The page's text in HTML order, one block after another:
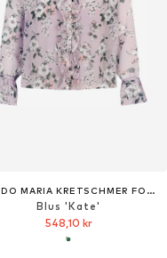
GUIDO MARIA KRETSCHMER FOR BRIDGERTON
Blus 'Kate'
548,10 kr